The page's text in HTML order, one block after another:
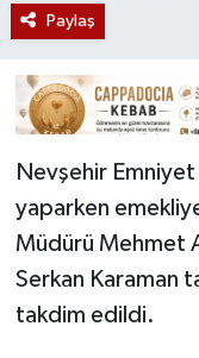
Paylaş
Nevşehir
yaparken
Müdürü Mehmet
Serkan Karaman
takdim edildi.